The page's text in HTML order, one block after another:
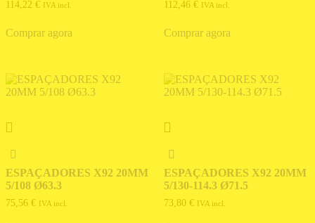
114,22 € IVA incl.
Comprar agora
112,46 € IVA incl.
Comprar agora
ESPAÇADORES X92 20MM
5/108 Ø63.3
75,56 € IVA incl.
ESPAÇADORES X92 20MM
5/130-114.3 Ø71.5
73,80 € IVA incl.